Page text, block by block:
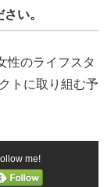
い。
性のライフスタ
トに取り組む予
me!